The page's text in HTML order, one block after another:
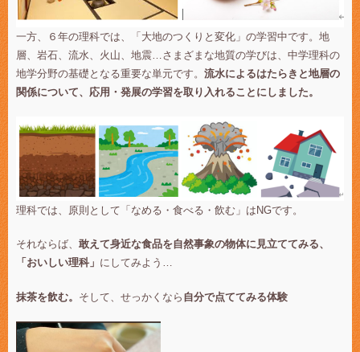
一方、６年の理科では、「大地のつくりと変化」の学習中です。地
層、岩石、流水、火山、地震…さまざまな地質の学びは、中学理科の
地学分野の基礎となる重要な単元です。 流水によるはたらきと地層の
関係について、応用・発展の学習を取り入れることにしました。
理科では、原則として「なめる・食べる・飲む」はNGです。
それならば、 敢えて身近な食品を自然事象の物体に見立ててみる、
「おいしい理科」 にしてみよう…
抹茶を飲む。 そして、せっかくなら 自分で点ててみる体験